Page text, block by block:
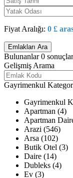
Fiyat Aralığı: 0 £
Bulunanlar0
Gelişmiş Arama
Gayrimenkul
Gayrimenkul
Apartman (4)
Apartman
Arazi (546)
Arsa (102)
Butik Otel (3)
Daire (14)
Dubleks (4)
Ev (3)